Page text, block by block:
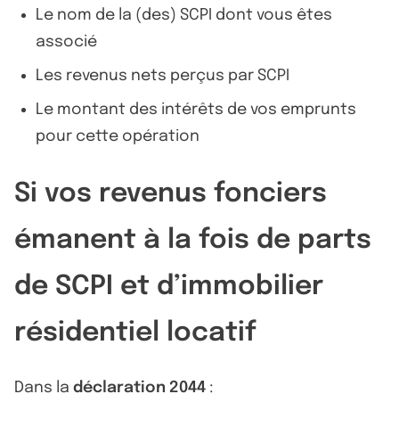
Le nom de la (des) SCPI dont vous êtes
associé
Les revenus nets perçus par SCPI
Le montant des intérêts de vos emprunts
pour cette opération
Si vos revenus fonciers
émanent à la fois de parts
de SCPI et d’immobilier
résidentiel locatif
Dans la déclaration 2044 :